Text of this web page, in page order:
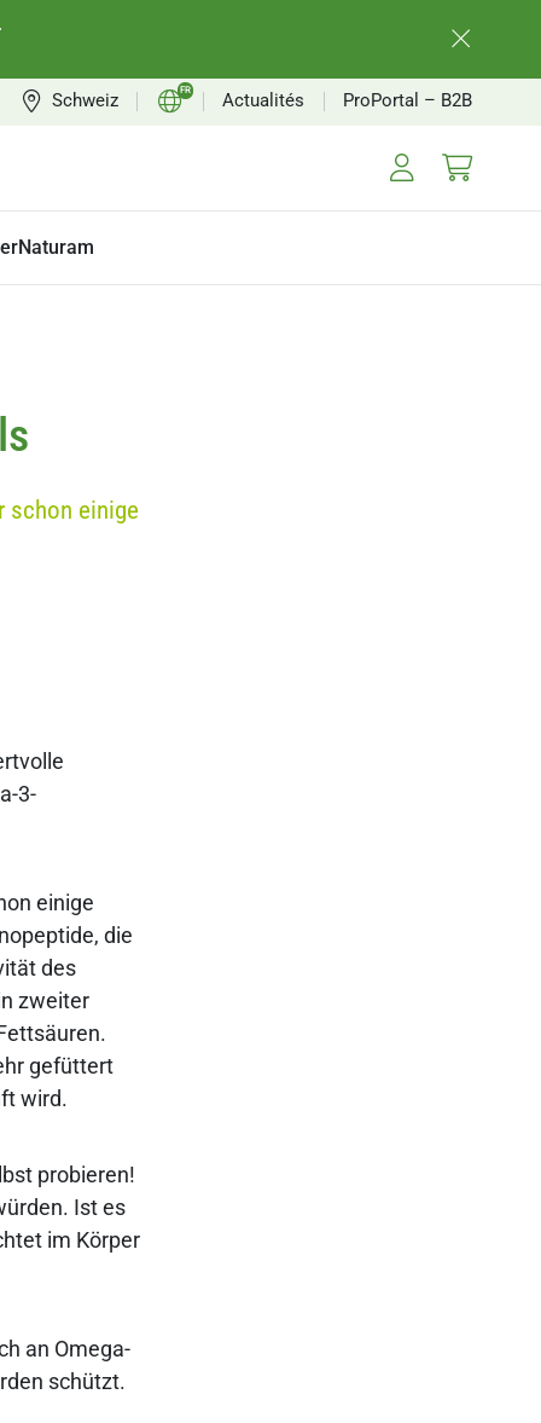
Schweiz FR Actualités ProPortal – B2B
schon einige
3-
einige
die
des
zweiter
gefüttert
wird.
probieren!
Ist es
im Körper
an Omega-
schützt.